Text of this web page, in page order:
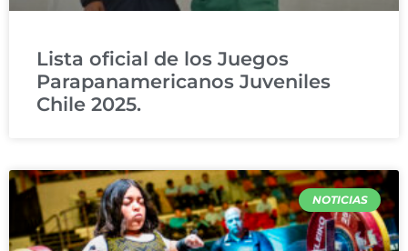
Lista oficial de los Juegos
Parapanamericanos Juveniles
Chile 2025.
NOTICIAS